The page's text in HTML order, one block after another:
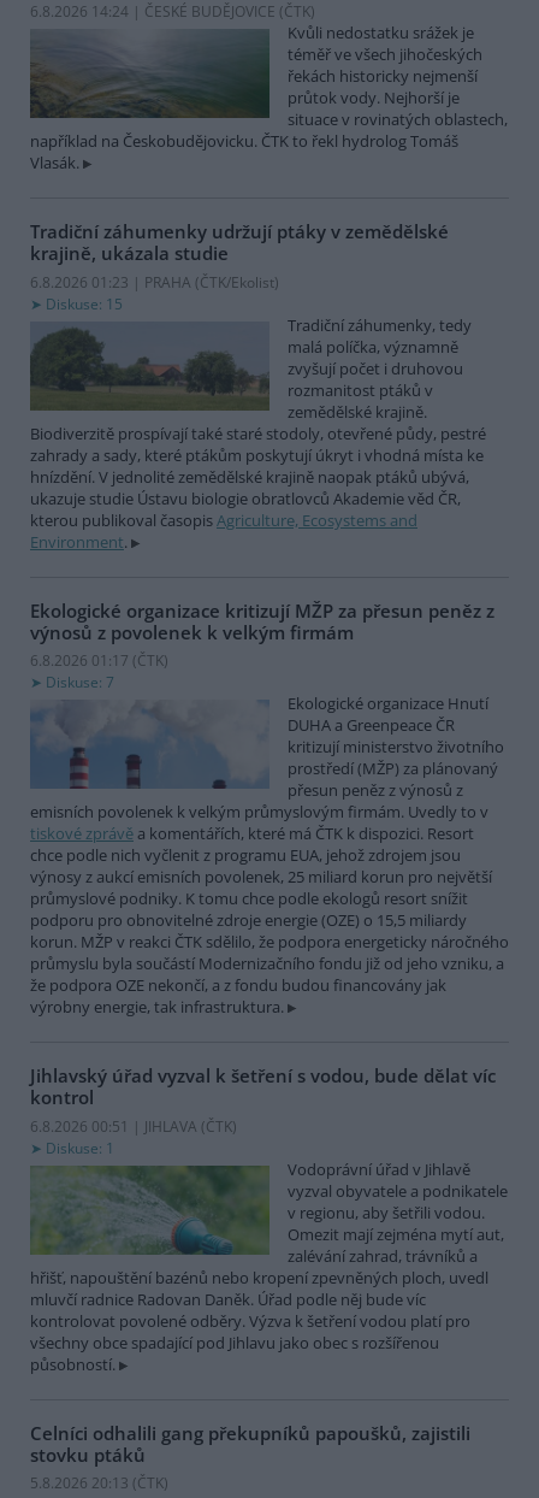
6.8.2026 14:24 | ČESKÉ BUDĚJOVICE (ČTK)
Kvůli nedostatku srážek je
téměř ve všech jihočeských
řekách historicky nejmenší
průtok vody. Nejhorší je
situace v rovinatých oblastech,
například na Českobudějovicku. ČTK to řekl hydrolog Tomáš
Vlasák.
Tradiční záhumenky udržují ptáky v zemědělské
krajině, ukázala studie
6.8.2026 01:23 | PRAHA (ČTK/Ekolist)
Diskuse: 15
Tradiční záhumenky, tedy
malá políčka, významně
zvyšují počet i druhovou
rozmanitost ptáků v
zemědělské krajině.
Biodiverzitě prospívají také staré stodoly, otevřené půdy, pestré
zahrady a sady, které ptákům poskytují úkryt i vhodná místa ke
hnízdění. V jednolité zemědělské krajině naopak ptáků ubývá,
ukazuje studie Ústavu biologie obratlovců Akademie věd ČR,
kterou publikoval časopisAgriculture, Ecosystems and
Environment.
Ekologické organizace kritizují MŽP za přesun peněz z
výnosů z povolenek k velkým firmám
6.8.2026 01:17 (ČTK)
Diskuse: 7
Ekologické organizace Hnutí
DUHA a Greenpeace ČR
kritizují ministerstvo životního
prostředí (MŽP) za plánovaný
přesun peněz z výnosů z
emisních povolenek k velkým průmyslovým firmám. Uvedly to v
tiskové zprávě a komentářích, které má ČTK k dispozici. Resort
chce podle nich vyčlenit z programu EUA, jehož zdrojem jsou
výnosy z aukcí emisních povolenek, 25 miliard korun pro největší
průmyslové podniky. K tomu chce podle ekologů resort snížit
podporu pro obnovitelné zdroje energie (OZE) o 15,5 miliardy
korun. MŽP v reakci ČTK sdělilo, že podpora energeticky náročného
průmyslu byla součástí Modernizačního fondu již od jeho vzniku, a
že podpora OZE nekončí, a z fondu budou financovány jak
výrobny energie, tak infrastruktura.
Jihlavský úřad vyzval k šetření s vodou, bude dělat víc
kontrol
6.8.2026 00:51 | JIHLAVA (ČTK)
Diskuse: 1
Vodoprávní úřad v Jihlavě
vyzval obyvatele a podnikatele
v regionu, aby šetřili vodou.
Omezit mají zejména mytí aut,
zalévání zahrad, trávníků a
hřišť, napouštění bazénů nebo kropení zpevněných ploch, uvedl
mluvčí radnice Radovan Daněk. Úřad podle něj bude víc
kontrolovat povolené odběry. Výzva k šetření vodou platí pro
všechny obce spadající pod Jihlavu jako obec s rozšířenou
působností.
Celníci odhalili gang překupníků papoušků, zajistili
stovku ptáků
5.8.2026 20:13 (ČTK)